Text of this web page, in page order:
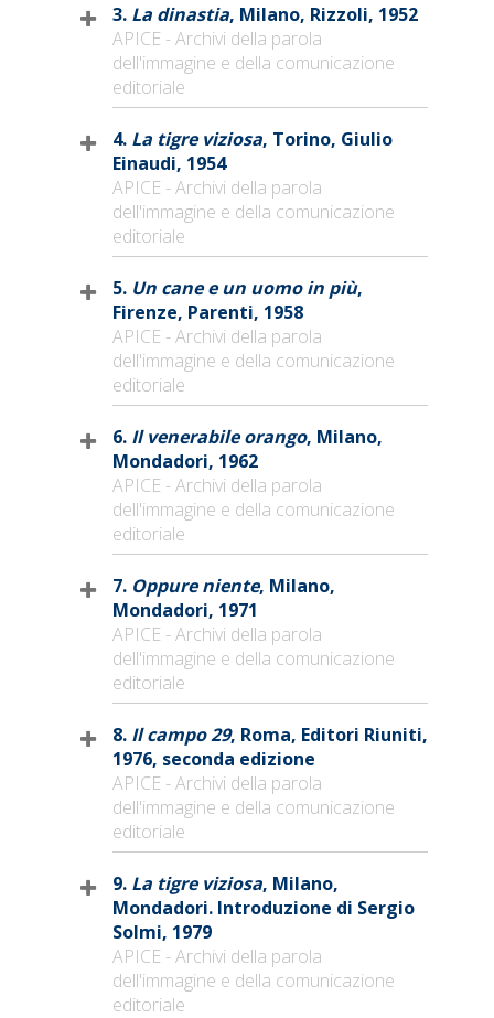
3. La dinastia, Milano, Rizzoli, 1952
APICE - Archivi della parola
dell'immagine e della comunicazione
editoriale
4. La tigre viziosa, Torino, Giulio
Einaudi, 1954
APICE - Archivi della parola
dell'immagine e della comunicazione
editoriale
5. Un cane e un uomo in più,
Firenze, Parenti, 1958
APICE - Archivi della parola
dell'immagine e della comunicazione
editoriale
6. Il venerabile orango, Milano,
Mondadori, 1962
APICE - Archivi della parola
dell'immagine e della comunicazione
editoriale
7. Oppure niente, Milano,
Mondadori, 1971
APICE - Archivi della parola
dell'immagine e della comunicazione
editoriale
8. Il campo 29, Roma, Editori Riuniti,
1976, seconda edizione
APICE - Archivi della parola
dell'immagine e della comunicazione
editoriale
9. La tigre viziosa, Milano,
Mondadori. Introduzione di Sergio
Solmi, 1979
APICE - Archivi della parola
dell'immagine e della comunicazione
editoriale